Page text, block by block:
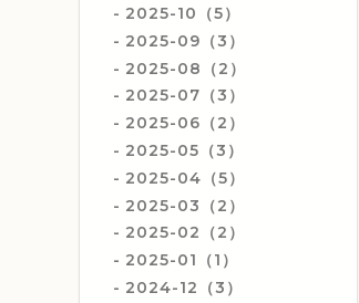
2025-10（5）
2025-09（3）
2025-08（2）
2025-07（3）
2025-06（2）
2025-05（3）
2025-04（5）
2025-03（2）
2025-02（2）
2025-01（1）
2024-12（3）